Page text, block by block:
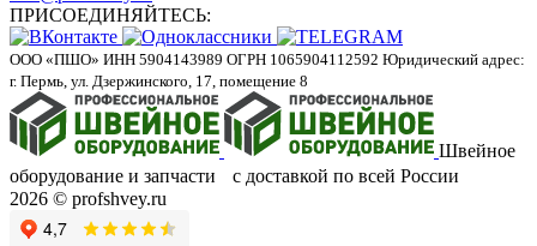
ПРИСОЕДИНЯЙТЕСЬ:
ООО «ПШО» ИНН 5904143989 ОГРН 1065904112592 Юридический адрес:
г. Пермь, ул. Дзержинского, 17, помещение 8
Швейное
оборудование и запчасти с доставкой по всей России
2026 © profshvey.ru